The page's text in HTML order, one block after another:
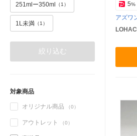
251mlー350ml （1）
1L未満 （1）
絞り込む
対象商品
オリジナル商品 （0）
アウトレット （0）
5%
アズワ